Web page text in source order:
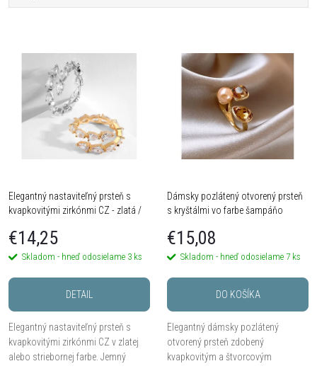
e
p
r
o
d
Najpredávanejšie
Abecedne
V
s
p
r
d
u
Elegantný nastaviteľný prsteň s
kvapkovitými zirkónmi CZ - zlatá /
€14,25
Skladom - hneď odosielame 3 ks
DETAIL
Elegantný nastaviteľný prsteň s
kvapkovitými zirkónmi CZ v zlatej
alebo striebornej farbe. Jemný
Dámsky pozlátený otvorený prsteň
s kryštálmi vo farbe šampáňo
€15,08
Skladom - hneď odosielame 7 ks
DO KOŠÍKA
Elegantný dámsky pozlátený
otvorený prsteň zdobený
kvapkovitým a štvorcovým